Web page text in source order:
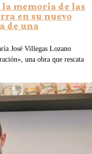
memoria de las
en su nuevo
de una
José Villegas Lozano
una obra que rescata